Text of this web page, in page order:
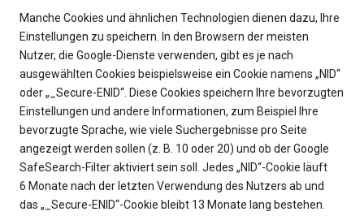
Manche Cookies und ähnlichen Technologien dienen dazu, Ihre
Einstellungen zu speichern. In den Browsern der meisten
Nutzer, die Google-Dienste verwenden, gibt es je nach
ausgewählten Cookies beispielsweise ein Cookie namens „NID“
oder „_Secure-ENID“. Diese Cookies speichern Ihre bevorzugten
Einstellungen und andere Informationen, zum Beispiel Ihre
bevorzugte Sprache, wie viele Suchergebnisse pro Seite
angezeigt werden sollen (z. B. 10 oder 20) und ob der Google
SafeSearch-Filter aktiviert sein soll. Jedes „NID“-Cookie läuft
6 Monate nach der letzten Verwendung des Nutzers ab und
das „_Secure-ENID“-Cookie bleibt 13 Monate lang bestehen.